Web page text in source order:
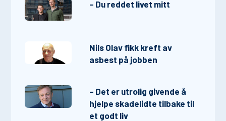
– Du reddet livet mitt
Nils Olav fikk kreft av
asbest på jobben
– Det er utrolig givende å
hjelpe skadelidte tilbake til
et godt liv